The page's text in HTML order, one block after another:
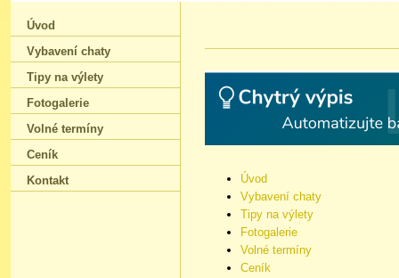
Úvod
Vybavení chaty
Tipy na výlety
Fotogalerie
Volné termíny
Ceník
Úvod
Vybavení chaty
Tipy na výlety
Fotogalerie
Volné termíny
Ceník
Kontakt